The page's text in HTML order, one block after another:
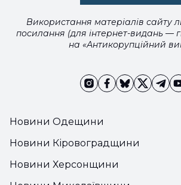
Новини Одещини
Новини Кіровоградщини
Новини Херсонщини
Використання матеріалів сайту
посилання (для інтернет-видань —
на «Антикорупційний